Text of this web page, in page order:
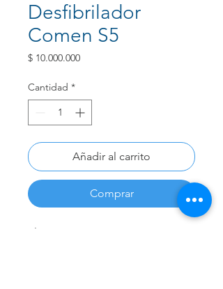
Desfibrilador
Comen S5
$ 10.000.000Precio
Cantidad *
Añadir al carrito
Comprar
El Comen S5 es un monitor